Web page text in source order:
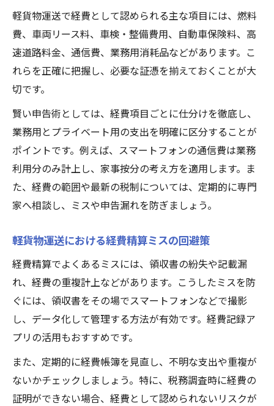
軽貨物運送で経費として認められる主な項目には、燃料
費、車両リース料、車検・整備費用、自動車保険料、高
速道路料金、通信費、業務用消耗品などがあります。こ
れらを正確に把握し、必要な証憑を揃えておくことが大
切です。
賢い申告術としては、経費項目ごとに仕分けを徹底し、
業務用とプライベート用の支出を明確に区分することが
ポイントです。例えば、スマートフォンの通信費は業務
利用分のみ計上し、家事按分の考え方を適用します。ま
た、経費の範囲や最新の税制については、定期的に専門
家へ相談し、ミスや申告漏れを防ぎましょう。
軽貨物運送における経費精算ミスの回避策
経費精算でよくあるミスには、領収書の紛失や記載漏
れ、経費の重複計上などがあります。こうしたミスを防
ぐには、領収書をその場でスマートフォンなどで撮影
し、データ化して管理する方法が有効です。経費記録ア
プリの活用もおすすめです。
また、定期的に経費帳簿を見直し、不明な支出や重複が
ないかチェックしましょう。特に、税務調査時に経費の
証明ができない場合、経費として認められないリスクが